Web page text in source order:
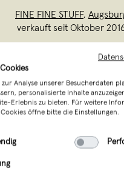
FINE FINE STUFF,
verkauft seit Oktober
für dein Zuhause und
Alltag by FINE FINE
mixmox aus
Analyse unserer Besucherdaten
personalisierte Inhalte
Erlebnis zu bieten. Für weitere
öffne bitte die Einstellungen.